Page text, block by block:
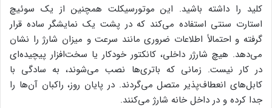
کلید را داشته باشید. این موتورسیکلت همچنین از یک سوئیچ
استارت سنتی استفاده می‌کند که در پشت یک نمایشگر ساده قرار
گرفته و احتمالاً اطلاعات ضروری مانند سرعت و میزان شارژ را نشان
می‌دهد. هیچ شارژر داخلی، کانکتور خودکار یا سخت‌افزار پیچیده‌ای
در کار نیست. زمانی که باتری‌ها نصب می‌شوند، به سادگی با
کابل‌های انعطاف‌پذیر متصل می‌گردند. در پایان روز، راکبان آن‌ها را
جدا کرده و در داخل خانه شارژ می‌کنند.